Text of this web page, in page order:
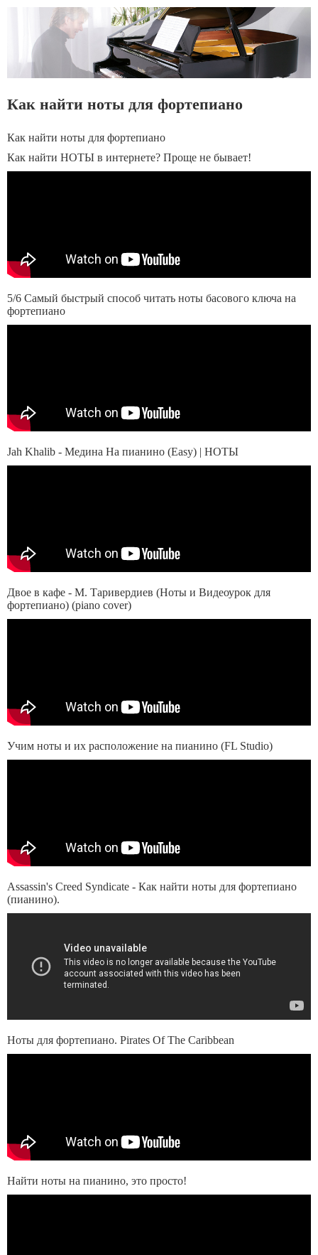
Как найти ноты для фортепиано
Как найти ноты для фортепиано
Как найти НОТЫ в интернете? Проще не бывает!
5/6 Самый быстрый способ читать ноты басового ключа на
фортепиано
Jah Khalib - Медина На пианино (Easy) | НОТЫ
Двое в кафе - М. Таривердиев (Ноты и Видеоурок для
фортепиано) (piano cover)
Учим ноты и их расположение на пианино (FL Studio)
Assassin's Creed Syndicate - Как найти ноты для фортепиано
(пианино).
Ноты для фортепиано. Pirates Of The Caribbean
Найти ноты на пианино, это просто!